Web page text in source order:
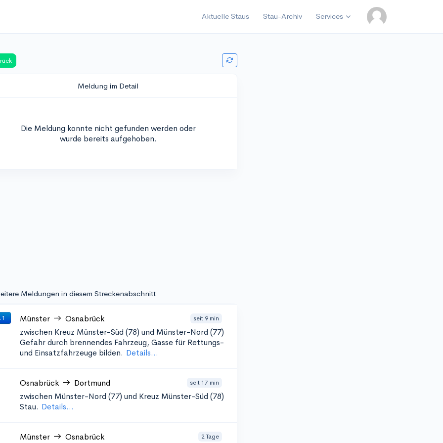
Aktuelle Staus Stau-Archiv Services
Meldung im Detail
Die Meldung konnte nicht gefunden werden oder
wurde bereits aufgehoben.
Meldungen in diesem Streckenabschnitt
1 Münster Osnabrück seit 9 min
zwischen Kreuz Münster-Süd (78) und Münster-Nord (77)
Gefahr durch brennendes Fahrzeug, Gasse für Rettungs-
und Einsatzfahrzeuge bilden. Details...
Osnabrück Dortmund seit 17 min
zwischen Münster-Nord (77) und Kreuz Münster-Süd (78)
Stau. Details...
Münster Osnabrück 2 Tage